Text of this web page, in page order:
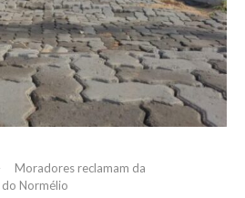
Moradores reclamam da
Normélio